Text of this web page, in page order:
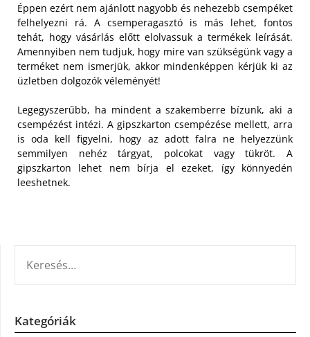
Éppen ezért nem ajánlott nagyobb és nehezebb csempéket
felhelyezni rá. A csemperagasztó is más lehet, fontos
tehát, hogy vásárlás előtt elolvassuk a termékek leírását.
Amennyiben nem tudjuk, hogy mire van szükségünk vagy a
terméket nem ismerjük, akkor mindenképpen kérjük ki az
üzletben dolgozók véleményét!
Legegyszerűbb, ha mindent a szakemberre bízunk, aki a
csempézést intézi. A gipszkarton csempézése mellett, arra
is oda kell figyelni, hogy az adott falra ne helyezzünk
semmilyen nehéz tárgyat, polcokat vagy tükröt. A
gipszkarton lehet nem bírja el ezeket, így könnyedén
leeshetnek.
Kategóriák